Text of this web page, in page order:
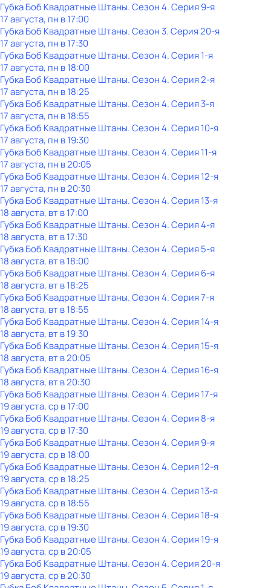
Губка Боб Квадратные Штаны. Сезон 4. Серия 9-я
17 августа, пн в 17:00
Губка Боб Квадратные Штаны. Сезон 3. Серия 20-я
17 августа, пн в 17:30
Губка Боб Квадратные Штаны. Сезон 4. Серия 1-я
17 августа, пн в 18:00
Губка Боб Квадратные Штаны. Сезон 4. Серия 2-я
17 августа, пн в 18:25
Губка Боб Квадратные Штаны. Сезон 4. Серия 3-я
17 августа, пн в 18:55
Губка Боб Квадратные Штаны. Сезон 4. Серия 10-я
17 августа, пн в 19:30
Губка Боб Квадратные Штаны. Сезон 4. Серия 11-я
17 августа, пн в 20:05
Губка Боб Квадратные Штаны. Сезон 4. Серия 12-я
17 августа, пн в 20:30
Губка Боб Квадратные Штаны. Сезон 4. Серия 13-я
18 августа, вт в 17:00
Губка Боб Квадратные Штаны. Сезон 4. Серия 4-я
18 августа, вт в 17:30
Губка Боб Квадратные Штаны. Сезон 4. Серия 5-я
18 августа, вт в 18:00
Губка Боб Квадратные Штаны. Сезон 4. Серия 6-я
18 августа, вт в 18:25
Губка Боб Квадратные Штаны. Сезон 4. Серия 7-я
18 августа, вт в 18:55
Губка Боб Квадратные Штаны. Сезон 4. Серия 14-я
18 августа, вт в 19:30
Губка Боб Квадратные Штаны. Сезон 4. Серия 15-я
18 августа, вт в 20:05
Губка Боб Квадратные Штаны. Сезон 4. Серия 16-я
18 августа, вт в 20:30
Губка Боб Квадратные Штаны. Сезон 4. Серия 17-я
19 августа, ср в 17:00
Губка Боб Квадратные Штаны. Сезон 4. Серия 8-я
19 августа, ср в 17:30
Губка Боб Квадратные Штаны. Сезон 4. Серия 9-я
19 августа, ср в 18:00
Губка Боб Квадратные Штаны. Сезон 4. Серия 12-я
19 августа, ср в 18:25
Губка Боб Квадратные Штаны. Сезон 4. Серия 13-я
19 августа, ср в 18:55
Губка Боб Квадратные Штаны. Сезон 4. Серия 18-я
19 августа, ср в 19:30
Губка Боб Квадратные Штаны. Сезон 4. Серия 19-я
19 августа, ср в 20:05
Губка Боб Квадратные Штаны. Сезон 4. Серия 20-я
19 августа, ср в 20:30